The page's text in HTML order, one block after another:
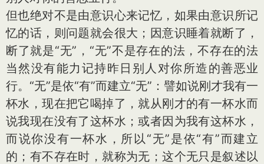
但也绝对不是由意识心来记忆，如果由意识所记
忆的话，则问题就会很大；因意识睡着就断了，
断了就是“无”，“无”不是存在的法，不存在的法
当然没有能力记持昨日别人对你所造的善恶业
行。“无”是依“有”而建立“无”：譬如说刚才我有一
杯水，现在把它喝掉了，就从刚才的有一杯水而
说我现在没有了这杯水；或者因为我有这杯水，
而说你没有一杯水，所以“无”是依“有”而建立
的；有不存在时，就称为无；这个无只是叙述以